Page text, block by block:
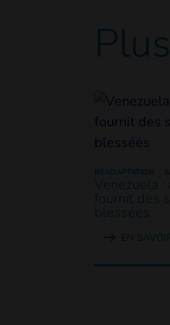
RÉADAPTATION
Venezuela
fournit des
blessées
EN